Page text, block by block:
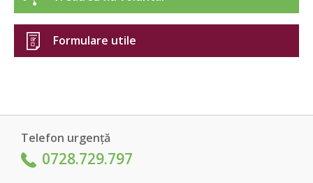
Formulare utile
Telefon urgență
0728.729.797